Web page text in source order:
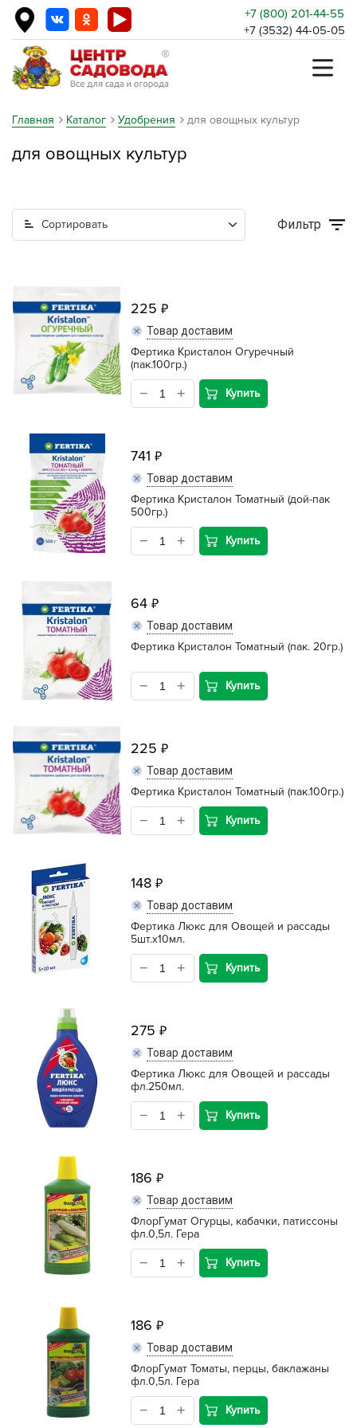
+7 (800) 201-44-55
+7 (3532) 44-05-05
Главная Каталог Удобрения для овощных культур
для овощных культур
Сортировать Фильтр
225
Товар доставим
Фертика Кристалон Огуречный
(пак.100гр.)
Купить
741
Товар доставим
Фертика Кристалон Томатный (дой-пак
500гр.)
Купить
64
Товар доставим
Фертика Кристалон Томатный (пак. 20гр.)
Купить
225
Товар доставим
Фертика Кристалон Томатный (пак.100гр.)
Купить
148
Товар доставим
Фертика Люкс для Овощей и рассады
5шт.х10мл.
Купить
275
Товар доставим
Фертика Люкс для Овощей и рассады
фл.250мл.
Купить
186
Товар доставим
ФлорГумат Огурцы, кабачки, патиссоны
фл.0,5л. Гера
Купить
186
Товар доставим
ФлорГумат Томаты, перцы, баклажаны
фл.0,5л. Гера
Купить